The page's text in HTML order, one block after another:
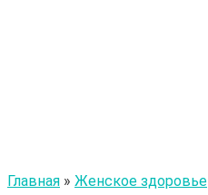
Главная » Женское здоровье